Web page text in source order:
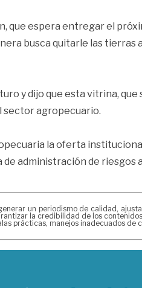
que espera entregar el
busca quitarle las
y dijo que esta vitrina,
sector agropecuario.
la oferta
administración de
un periodismo de calidad,
la credibilidad de los
prácticas, manejos inadecuados